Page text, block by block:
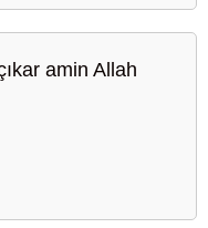
amin Allah